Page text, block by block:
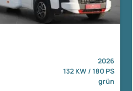
2026
132 KW / 180 PS
grün